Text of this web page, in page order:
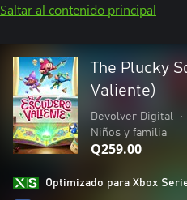
Saltar al contenido principal
The Plucky
Valiente)
Devolver Digital •
Niños y familia
Q259.00
Optimizado para Xbox